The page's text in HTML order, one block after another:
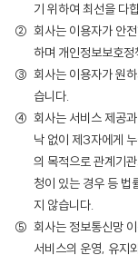
기 위하여 최선을 다
회사는 이용자가 안
하며 개인정보보호
회사는 이용자가 원
습니다.
회사는 서비스 제공
낙 없이 제3자에게
의 목적으로 관계기
청이 있는 경우 등 법
지 않습니다.
회사는 정보통신망
서비스의 운영, 유지